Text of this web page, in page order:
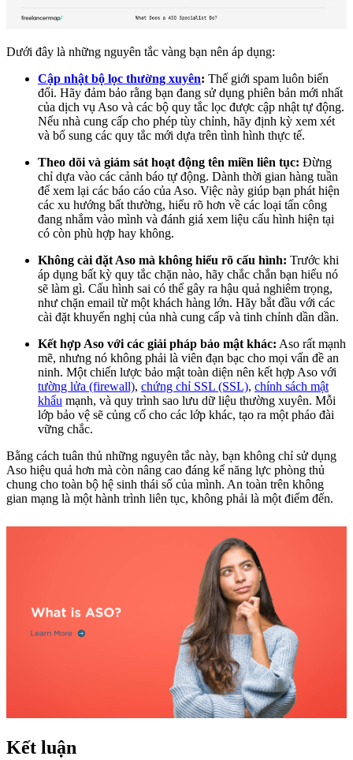
Dưới đây là những nguyên tắc vàng bạn nên áp dụng:
Cập nhật bộ lọc thường xuyên: Thế giới spam luôn biến
đổi. Hãy đảm bảo rằng bạn đang sử dụng phiên bản mới nhất
của dịch vụ Aso và các bộ quy tắc lọc được cập nhật tự động.
Nếu nhà cung cấp cho phép tùy chỉnh, hãy định kỳ xem xét
và bổ sung các quy tắc mới dựa trên tình hình thực tế.
Theo dõi và giám sát hoạt động tên miền liên tục: Đừng
chỉ dựa vào các cảnh báo tự động. Dành thời gian hàng tuần
để xem lại các báo cáo của Aso. Việc này giúp bạn phát hiện
các xu hướng bất thường, hiểu rõ hơn về các loại tấn công
đang nhắm vào mình và đánh giá xem liệu cấu hình hiện tại
có còn phù hợp hay không.
Không cài đặt Aso mà không hiểu rõ cấu hình: Trước khi
áp dụng bất kỳ quy tắc chặn nào, hãy chắc chắn bạn hiểu nó
sẽ làm gì. Cấu hình sai có thể gây ra hậu quả nghiêm trọng,
như chặn email từ một khách hàng lớn. Hãy bắt đầu với các
cài đặt khuyến nghị của nhà cung cấp và tinh chỉnh dần dần.
Kết hợp Aso với các giải pháp bảo mật khác: Aso rất mạnh
mẽ, nhưng nó không phải là viên đạn bạc cho mọi vấn đề an
ninh. Một chiến lược bảo mật toàn diện nên kết hợp Aso với
tường lửa (firewall), chứng chỉ SSL (SSL), chính sách mật
khẩu mạnh, và quy trình sao lưu dữ liệu thường xuyên. Mỗi
lớp bảo vệ sẽ củng cố cho các lớp khác, tạo ra một pháo đài
vững chắc.
Bằng cách tuân thủ những nguyên tắc này, bạn không chỉ sử dụng
Aso hiệu quả hơn mà còn nâng cao đáng kể năng lực phòng thủ
chung cho toàn bộ hệ sinh thái số của mình. An toàn trên không
gian mạng là một hành trình liên tục, không phải là một điểm đến.
Kết luận